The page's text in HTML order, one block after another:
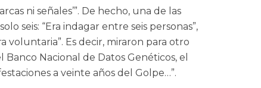
ni señales’”. De hecho, una de las
seis: “Era indagar entre seis personas”,
voluntaria”. Es decir, miraron para otro
Nacional de Datos Genéticos, el
a veinte años del Golpe…”.